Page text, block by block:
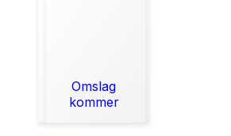
Omslag
kommer